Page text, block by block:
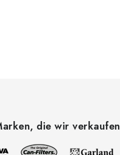
die wir verkaufen